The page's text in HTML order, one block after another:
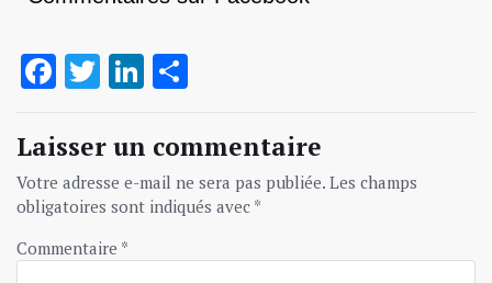
Facebook
TwitterLinkedIn
Laisser un commentaire
Votre adresse e-mail ne sera pas publiée. Les champs
obligatoires sont indiqués avec *
Commentaire *